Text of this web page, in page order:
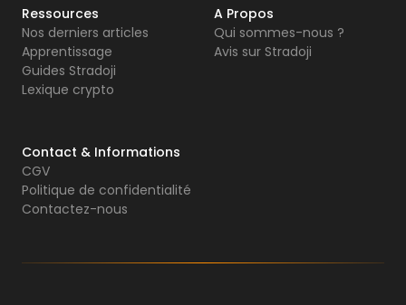
Ressources
Nos derniers articles
Apprentissage
Guides Stradoji
Lexique crypto
A Propos
Qui sommes-nous ?
Avis sur Stradoji
Contact & Informations
CGV
Politique de confidentialité
Contactez-nous